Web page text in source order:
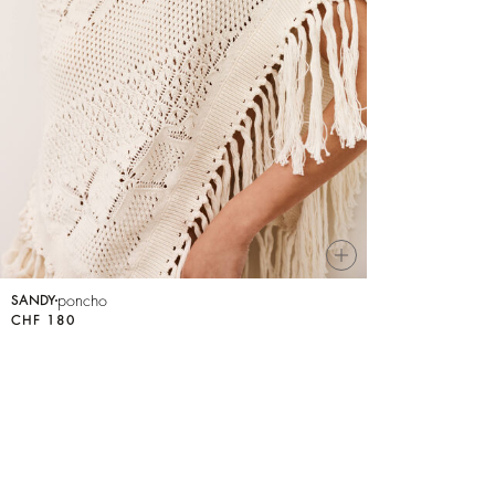
JUMPSUITS
SweatshirtsALLES ANZEIGEN
SANDY poncho
CHF 180